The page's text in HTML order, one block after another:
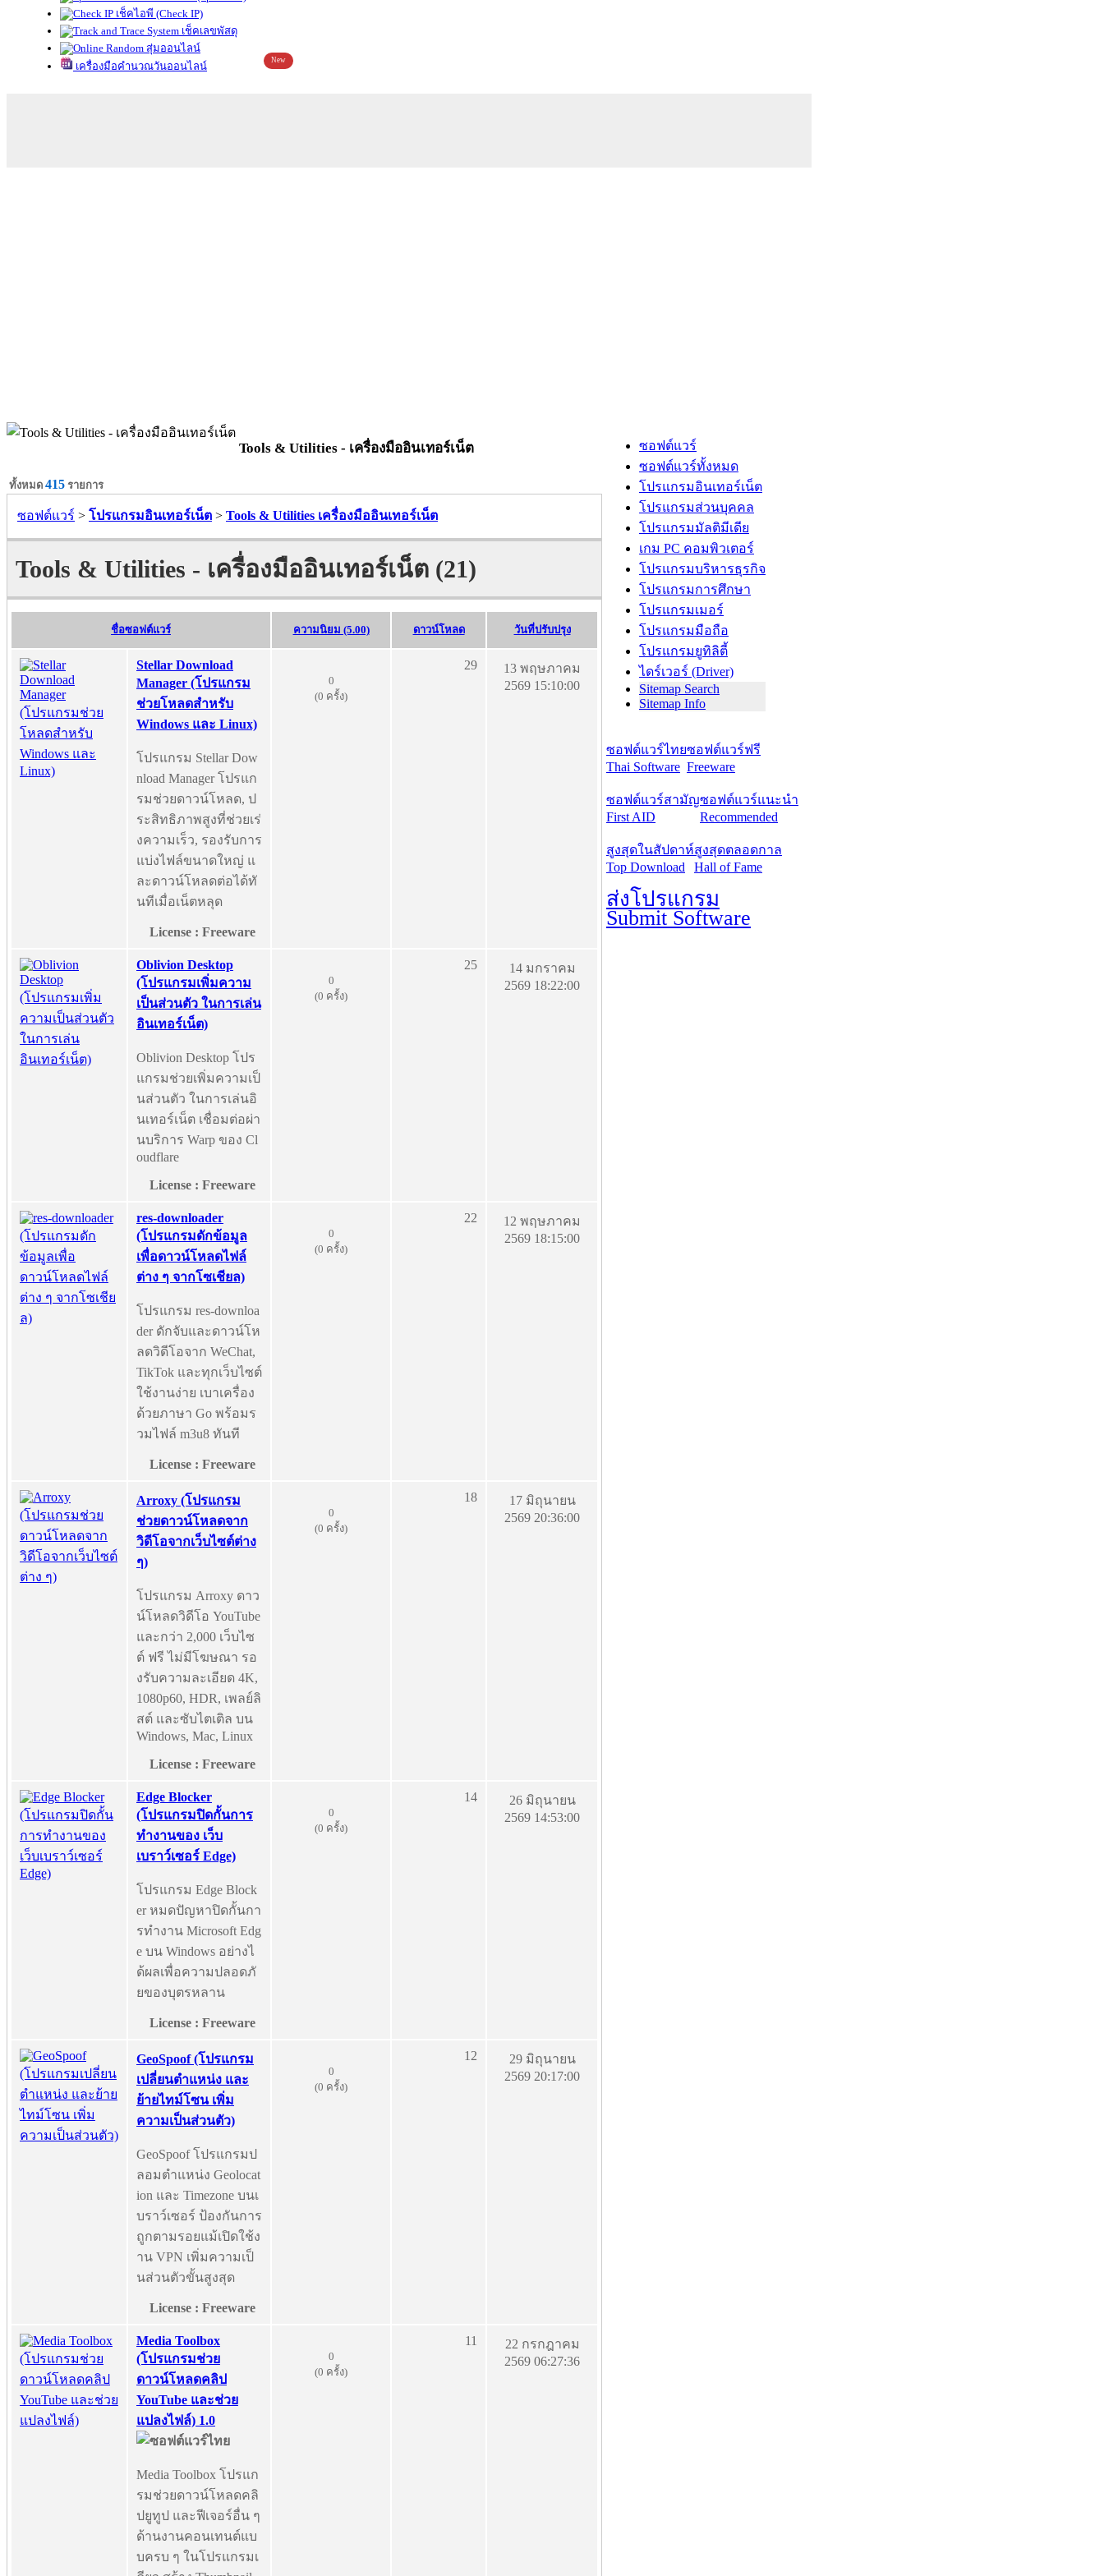
เช็คไอพี (Check IP)
เช็คเลขพัสดุ
สุ่มออนไลน์
เครื่องมือคำนวณวันออนไลน์
New
Tools & Utilities - เครื่องมืออินเทอร์เน็ต
ทั้งหมด 415 รายการ
ซอฟต์แวร์ > โปรแกรมอินเทอร์เน็ต > Tools & Utilities เครื่องมืออินเทอร์เน็ต
Tools & Utilities - เครื่องมืออินเทอร์เน็ต (21)
ชื่อซอฟต์แวร์ ความนิยม (5.00) ดาวน์โหลด วันที่ปรับปรุง
Stellar Download
Manager (โปรแกรม
ช่วยโหลดสำหรับ
Windows และ Linux)
โปรแกรม Stellar Dow
nload Manager โปรแก
รมช่วยดาวน์โหลด, ป
ระสิทธิภาพสูงที่ช่วยเร่
งความเร็ว, รองรับการ
แบ่งไฟล์ขนาดใหญ่ แ
ละดาวน์โหลดต่อได้ทั
นทีเมื่อเน็ตหลุด
License : Freeware
0
(0 ครั้ง)
29
13 พฤษภาคม
2569 15:10:00
Oblivion Desktop
(โปรแกรมเพิ่มความ
เป็นส่วนตัว ในการเล่น
อินเทอร์เน็ต)
Oblivion Desktop โปร
แกรมช่วยเพิ่มความเป็
นส่วนตัว ในการเล่นอิ
นเทอร์เน็ต เชื่อมต่อผ่า
นบริการ Warp ของ Cl
oudflare
License : Freeware
0
(0 ครั้ง)
25
14 มกราคม
2569 18:22:00
res-downloader
(โปรแกรมดักข้อมูล
เพื่อดาวน์โหลดไฟล์
ต่าง ๆ จากโซเชียล)
โปรแกรม res-downloa
der ดักจับและดาวน์โห
ลดวิดีโอจาก WeChat,
TikTok และทุกเว็บไซต์
ใช้งานง่าย เบาเครื่อง
ด้วยภาษา Go พร้อมร
วมไฟล์ m3u8 ทันที
License : Freeware
0
(0 ครั้ง)
22
12 พฤษภาคม
2569 18:15:00
Arroxy (โปรแกรม
ช่วยดาวน์โหลดจาก
วิดีโอจากเว็บไซต์ต่าง
ๆ)
โปรแกรม Arroxy ดาว
น์โหลดวิดีโอ YouTube
และกว่า 2,000 เว็บไซ
ต์ ฟรี ไม่มีโฆษณา รอ
งรับความละเอียด 4K,
1080p60, HDR, เพลย์ลิ
สต์ และซับไตเติล บน
Windows, Mac, Linux
License : Freeware
0
(0 ครั้ง)
18
17 มิถุนายน
2569 20:36:00
Edge Blocker
(โปรแกรมปิดกั้นการ
ทำงานของ เว็บ
เบราว์เซอร์ Edge)
โปรแกรม Edge Block
er หมดปัญหาปิดกั้นกา
รทำงาน Microsoft Edg
e บน Windows อย่างไ
ด้ผลเพื่อความปลอดภั
ยของบุตรหลาน
License : Freeware
0
(0 ครั้ง)
14
26 มิถุนายน
2569 14:53:00
GeoSpoof (โปรแกรม
เปลี่ยนตำแหน่ง และ
ย้ายไทม์โซน เพิ่ม
ความเป็นส่วนตัว)
GeoSpoof โปรแกรมป
ลอมตำแหน่ง Geolocat
ion และ Timezone บนเ
บราว์เซอร์ ป้องกันการ
ถูกตามรอยแม้เปิดใช้ง
าน VPN เพิ่มความเป็
นส่วนตัวขั้นสูงสุด
License : Freeware
0
(0 ครั้ง)
12
29 มิถุนายน
2569 20:17:00
Media Toolbox
(โปรแกรมช่วย
ดาวน์โหลดคลิป
YouTube และช่วย
แปลงไฟล์) 1.0
Media Toolbox โปรแก
รมช่วยดาวน์โหลดคลิ
ปยูทูป และฟีเจอร์อื่น ๆ
ด้านงานคอนเทนต์แบ
บครบ ๆ ในโปรแกรมเ
0
(0 ครั้ง)
11
22 กรกฎาคม
2569 06:27:36
ซอฟต์แวร์
ซอฟต์แวร์ทั้งหมด
โปรแกรมอินเทอร์เน็ต
โปรแกรมส่วนบุคคล
โปรแกรมมัลติมีเดีย
เกม PC คอมพิวเตอร์
โปรแกรมบริหารธุรกิจ
โปรแกรมการศึกษา
โปรแกรมเมอร์
โปรแกรมมือถือ
โปรแกรมยูทิลิตี้
ไดร์เวอร์ (Driver)
Sitemap Search
Sitemap Info
ซอฟต์แวร์ไทย
Thai Software
ซอฟต์แวร์ฟรี
Freeware
ซอฟต์แวร์สามัญ
First AID
ซอฟต์แวร์แนะนำ
Recommended
สูงสุดในสัปดาห์
Top Download
สูงสุดตลอดกาล
Hall of Fame
ส่งโปรแกรม
Submit Software